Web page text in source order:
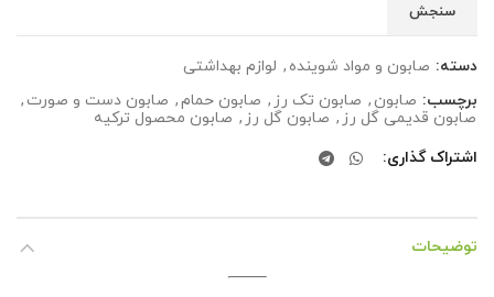
سنجش
دسته: صابون و مواد شوینده , لوازم بهداشتی
برچسب: صابون , صابون تک رز , صابون حمام, صابون دست و صورت ,
صابون قدیمی گل رز , صابون گل رز , صابون محصول ترکیه
اشتراک گذاری
توضیحات